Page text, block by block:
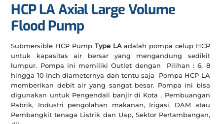
HCP LA Axial Large Volume
Flood Pump
Submersible HCP Pump Type LAadalah pompa celup HCP
untuk kapasitas air bersar yang mengandung sedikit
lumpur. Pompa ini memiliki Outlet dengan Pilihan : 6, 8
hingga 10 Inch diameternya dan tentu saja Pompa HCP LA
memberikan debit air yang sangat besar. Pompa ini bisa
digunakan untuk Pengendali banjir di Kota , Pembuangan
Pabrik, Industri pengolahan makanan, Irigasi, DAM atau
Pembangkit tenaga Listrik dan Uap, Sektor Pertambangan,